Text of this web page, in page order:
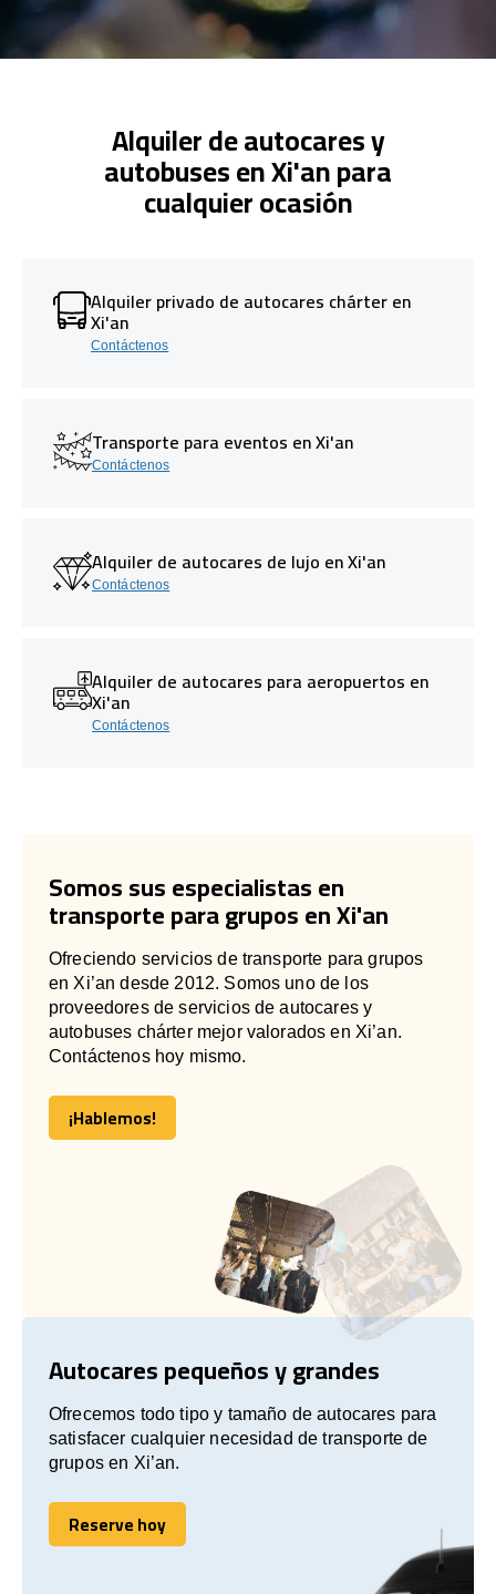
Alquiler de autocares y
autobuses en Xi'an para
cualquier ocasión
Alquiler privado de autocares chárter en
Xi'an
Contáctenos
Transporte para eventos en Xi'an
Contáctenos
Alquiler de autocares de lujo en Xi'an
Contáctenos
Alquiler de autocares para aeropuertos en
Xi'an
Contáctenos
Somos sus especialistas en
transporte para grupos en Xi'an
Ofreciendo servicios de transporte para grupos
en Xi’an desde 2012. Somos uno de los
proveedores de servicios de autocares y
autobuses chárter mejor valorados en Xi’an.
Contáctenos hoy mismo.
¡Hablemos!
¡Hablemos!
Autocares pequeños y grandes
Ofrecemos todo tipo y tamaño de autocares para
satisfacer cualquier necesidad de transporte de
grupos en Xi’an.
Reserve hoy
Reserve hoy